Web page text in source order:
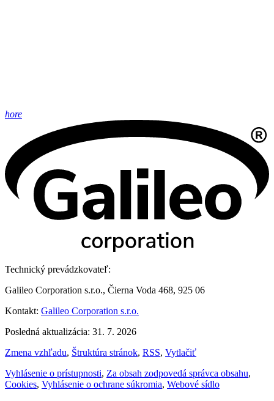
hore
Technický prevádzkovateľ:
Galileo Corporation s.r.o., Čierna Voda 468, 925 06
Kontakt: Galileo Corporation s.r.o.
Posledná aktualizácia: 31. 7. 2026
Zmena vzhľadu, Štruktúra stránok, RSS, Vytlačiť
Vyhlásenie o prístupnosti, Za obsah zodpovedá správca obsahu,
Cookies, Vyhlásenie o ochrane súkromia, Webové sídlo